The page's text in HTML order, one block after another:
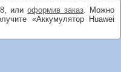
илиоформив заказ. Можно
«Аккумулятор Huawei